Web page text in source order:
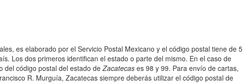
es elaborado por el Servicio Postal Mexicano y el código postal tiene de 5
Los dos primeros identifican el estado o parte del mismo. En el caso de
del código postal del estado de Zacatecas es 98 y 99. Para envío de cartas,
R. Murguía, Zacatecas siempre deberás utilizar el código postal de